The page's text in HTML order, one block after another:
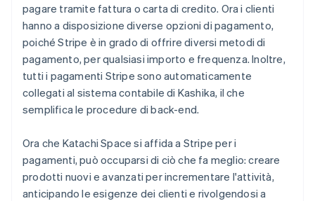
pagare tramite fattura o carta di credito. Ora i clienti
hanno a disposizione diverse opzioni di pagamento,
poiché Stripe è in grado di offrire diversi metodi di
pagamento, per qualsiasi importo e frequenza. Inoltre,
tutti i pagamenti Stripe sono automaticamente
collegati al sistema contabile di Kashika, il che
semplifica le procedure di back-end.
Ora che Katachi Space si affida a Stripe per i
pagamenti, può occuparsi di ciò che fa meglio: creare
prodotti nuovi e avanzati per incrementare l'attività,
anticipando le esigenze dei clienti e rivolgendosi a